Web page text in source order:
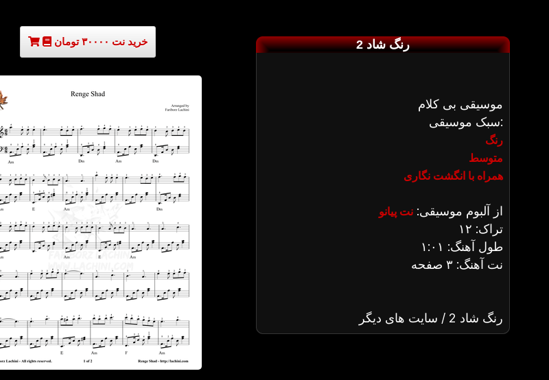
خرید نت ۳۰۰۰۰ تومان رنگ شاد 2
موسیقی بی کلام
سبک موسیقی:
رنگ
متوسط
همراه با انگشت نگاری
از آلبوم موسیقی: نت پیانو
تراک: ۱۲
طول آهنگ: ۱:۰۱
نت آهنگ: ۳ صفحه
رنگ شاد 2 / سایت های دیگر